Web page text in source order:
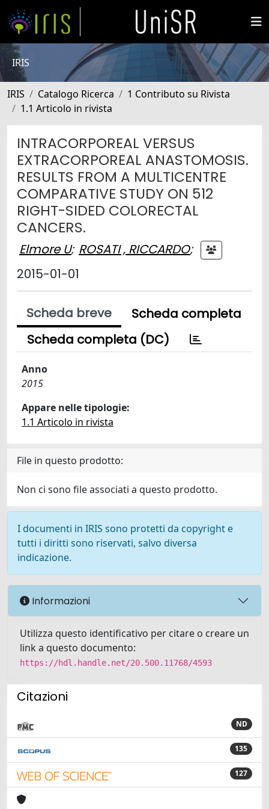
IRIS
IRIS Catalogo Ricerca
1 Contributo su Rivista
1.1 Articolo in rivista
INTRACORPOREAL VERSUS
EXTRACORPOREAL ANASTOMOSIS.
RESULTS FROM A MULTICENTRE
COMPARATIVE STUDY ON 512
RIGHT-SIDED COLORECTAL
CANCERS.
Elmore U; ROSATI , RICCARDO;
2015-01-01
Scheda breve
Scheda completa
Scheda completa (DC)
Anno
2015
Appare nelle tipologie:
1.1 Articolo in rivista
File in questo prodotto:
Non ci sono file associati a questo prodotto.
I documenti in IRIS sono protetti da copyright e
tutti i diritti sono riservati, salvo diversa
indicazione.
Informazioni
Utilizza questo identificativo per citare o creare un
link a questo documento:
https://hdl.handle.net/20.500.11768/4593
Citazioni
ND
135
127